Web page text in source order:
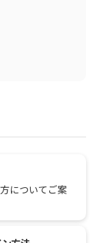
についてご案